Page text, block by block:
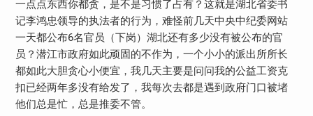
一点点东西你都贪，是不是习惯了占有？这就是湖北省委书
记李鸿忠领导的执法者的行为，难怪前几天中央中纪委网站
一天都公布6名官员（下岗）湖北还有多少没有被公布的官
员？潜江市政府如此顽固的不作为，一个小小的派出所所长
都如此大胆贪心小便宜，我几天主要是问问我的公益工资克
扣已经两年多没有给发了，我每次去都是遇到政府门口被堵
他们总是忙，总是推委不管。